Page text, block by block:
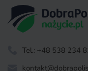
Tel.: +48 538 234